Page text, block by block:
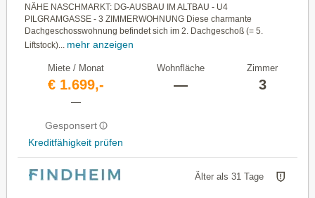
NÄHE NASCHMARKT: DG-AUSBAU IM ALTBAU - U4
PILGRAMGASSE - 3 ZIMMERWOHNUNG Diese charmante
Dachgeschosswohnung befindet sich im 2. Dachgeschoß (= 5.
Liftstock)... mehr anzeigen
Miete / Monat
€ 1.699,-
—
Gesponsert
Kreditfähigkeit prüfen
Wohnfläche
—
Zimmer
3
Älter als 31 Tage